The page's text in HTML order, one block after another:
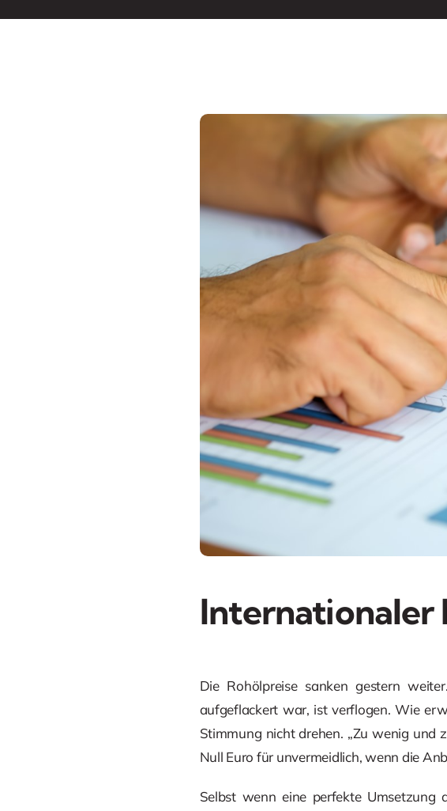
Internationaler
Die Rohölpreise sanken gestern
aufgeflackert war, ist verflogen. Wie
Stimmung nicht drehen. „Zu wenig und
Null Euro für unvermeidlich, wenn die
Selbst wenn eine perfekte